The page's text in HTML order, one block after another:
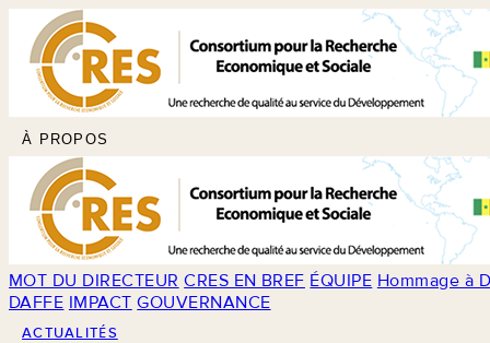
À PROPOS
MOT DU DIRECTEUR CRES EN BREF ÉQUIPE Hommage à
DAFFE IMPACT GOUVERNANCE
ACTUALITÉS